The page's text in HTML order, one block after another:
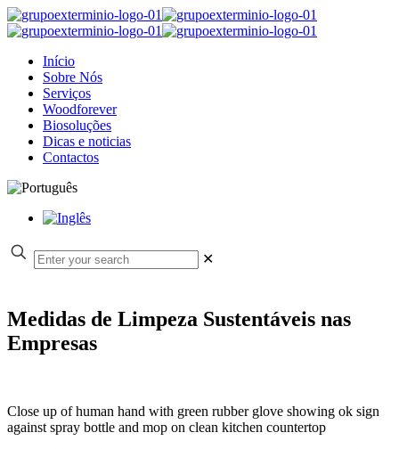
Início
Sobre Nós
Serviços
Woodforever
Biosoluções
Dicas e noticias
Contactos
✕
Medidas de Limpeza Sustentáveis nas
Empresas
Close up of human hand with green rubber glove showing ok sign
against spray bottle and mop on clean kitchen countertop